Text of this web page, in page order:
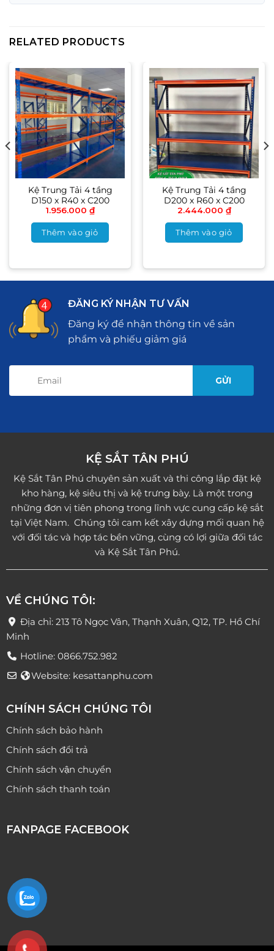
RELATED PRODUCTS
Kệ Trung Tải 4 tầng
D150 x R40 x C200
1.956.000 ₫
Thêm vào giỏ
Kệ Trung Tải 4 tầng
D200 x R60 x C200
2.444.000 ₫
Thêm vào giỏ
ĐĂNG KÝ NHẬN TƯ VẤN
Đăng ký để nhận thông tin về sản
phẩm và phiếu giảm giá
KỆ SẮT TÂN PHÚ
Kệ Sắt Tân Phú chuyên sản xuất và thi công lắp đặt kệ
kho hàng, kệ siêu thị và kệ trưng bày. Là một trong
những đơn vị tiên phong trong lĩnh vực cung cấp kệ sắt
tại Việt Nam. Chúng tôi cam kết xây dựng mối quan hệ
với đối tác và hợp tác bền vững, cùng có lợi giữa đối tác
và Kệ Sắt Tân Phú.
VỀ CHÚNG TÔI:
Địa chỉ: 213 Tô Ngọc Vân, Thạnh Xuân, Q12, TP. Hồ Chí
Minh
Hotline: 0866.752.982
Website: kesattanphu.com
CHÍNH SÁCH CHÚNG TÔI
Chính sách bảo hành
Chính sách đổi trả
Chính sách vận chuyển
Chính sách thanh toán
FANPAGE FACEBOOK